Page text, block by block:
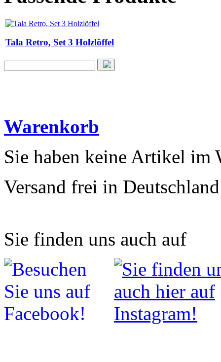
Tala Retro, Set 3 Holzlöffel
Warenkorb
Sie haben keine Artikel im
Versand frei in
Sie finden uns auch auf